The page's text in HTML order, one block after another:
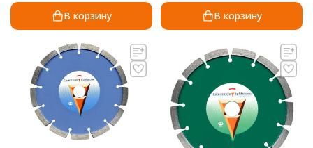
В корзину В корзину